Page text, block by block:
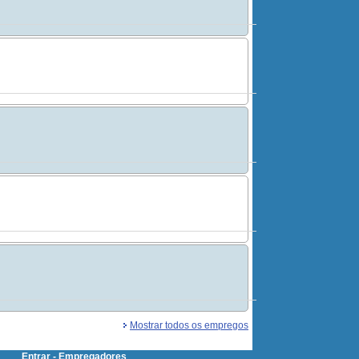
Mostrar todos os empregos
Entrar - Empregadores